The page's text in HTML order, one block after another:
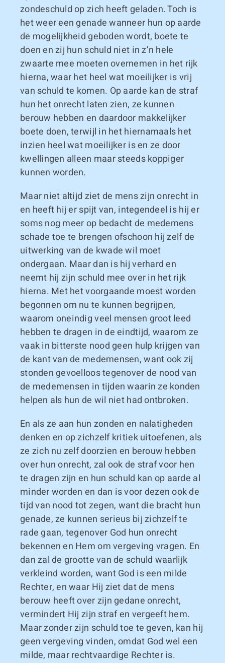
zondeschuld op zich heeft geladen. Toch is
het weer een genade wanneer hun op aarde
de mogelijkheid geboden wordt, boete te
doen en zij hun schuld niet in z’n hele
zwaarte mee moeten overnemen in het rijk
hierna, waar het heel wat moeilijker is vrij
van schuld te komen. Op aarde kan de straf
hun het onrecht laten zien, ze kunnen
berouw hebben en daardoor makkelijker
boete doen, terwijl in het hiernamaals het
inzien heel wat moeilijker is en ze door
kwellingen alleen maar steeds koppiger
kunnen worden.
Maar niet altijd ziet de mens zijn onrecht in
en heeft hij er spijt van, integendeel is hij er
soms nog meer op bedacht de medemens
schade toe te brengen ofschoon hij zelf de
uitwerking van de kwade wil moet
ondergaan. Maar dan is hij verhard en
neemt hij zijn schuld mee over in het rijk
hierna. Met het voorgaande moest worden
begonnen om nu te kunnen begrijpen,
waarom oneindig veel mensen groot leed
hebben te dragen in de eindtijd, waarom ze
vaak in bitterste nood geen hulp krijgen van
de kant van de medemensen, want ook zij
stonden gevoelloos tegenover de nood van
de medemensen in tijden waarin ze konden
helpen als hun de wil niet had ontbroken.
En als ze aan hun zonden en nalatigheden
denken en op zichzelf kritiek uitoefenen, als
ze zich nu zelf doorzien en berouw hebben
over hun onrecht, zal ook de straf voor hen
te dragen zijn en hun schuld kan op aarde al
minder worden en dan is voor dezen ook de
tijd van nood tot zegen, want die bracht hun
genade, ze kunnen serieus bij zichzelf te
rade gaan, tegenover God hun onrecht
bekennen en Hem om vergeving vragen. En
dan zal de grootte van de schuld waarlijk
verkleind worden, want God is een milde
Rechter, en waar Hij ziet dat de mens
berouw heeft over zijn gedane onrecht,
vermindert Hij zijn straf en vergeeft hem.
Maar zonder zijn schuld toe te geven, kan hij
geen vergeving vinden, omdat God wel een
milde, maar rechtvaardige Rechter is.